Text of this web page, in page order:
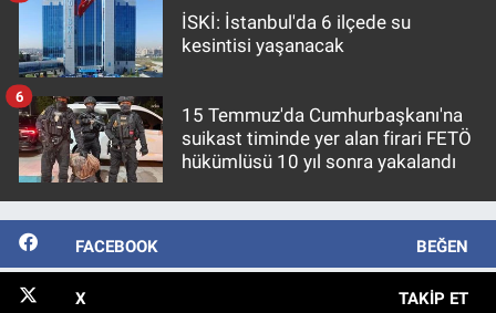
İSKİ: İstanbul'da 6 ilçede su
kesintisi yaşanacak
15 Temmuz'da Cumhurbaşkanı'na
suikast timinde yer alan firari FETÖ
hükümlüsü 10 yıl sonra yakalandı
6
FACEBOOK BEĞEN
X TAKIP ET